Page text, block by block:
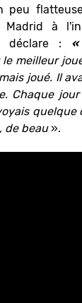
peu
Madrid à
déclare : «
le meilleur
joué. Il
Chaque
quelque
de beau».